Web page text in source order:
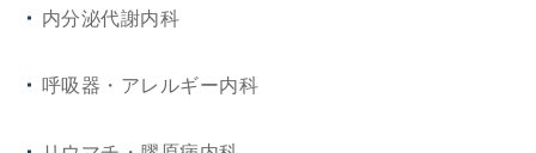
内分泌代謝内科
呼吸器・アレルギー内科